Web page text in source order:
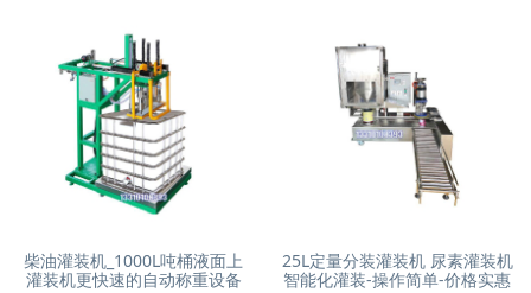
柴油灌装机_1000L吨桶液面上
灌装机更快速的自动称重设备
25L定量分装灌装机 尿素灌装机
智能化灌装-操作简单-价格实惠